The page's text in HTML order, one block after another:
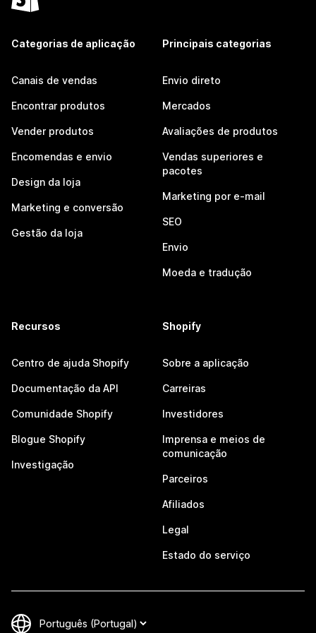
Categorias de aplicação
Canais de vendas
Encontrar produtos
Vender produtos
Encomendas e envio
Design da loja
Marketing e conversão
Gestão da loja
Principais categorias
Envio direto
Mercados
Avaliações de produtos
Vendas superiores e
pacotes
Marketing por e-mail
SEO
Envio
Moeda e tradução
Recursos
Centro de ajuda Shopify
Documentação da API
Comunidade Shopify
Blogue Shopify
Investigação
Shopify
Sobre a aplicação
Carreiras
Investidores
Imprensa e meios de
comunicação
Parceiros
Afiliados
Legal
Estado do serviço